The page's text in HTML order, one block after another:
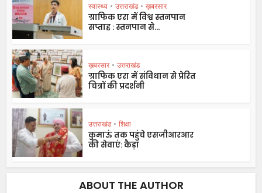
स्वास्थ्य • उत्तराखंड • ख़बरसार
ग्राफिक एरा में विश्व स्तनपान
सप्ताह : स्तनपान से...
ख़बरसार • उत्तराखंड
ग्राफिक एरा में संविधान से प्रेरित
चित्रों की प्रदर्शनी
उत्तराखंड • शिक्षा
कुमाऊं तक पहुंचे एसजीआरआर
की सेवाएं: कैड़ा
ABOUT THE AUTHOR